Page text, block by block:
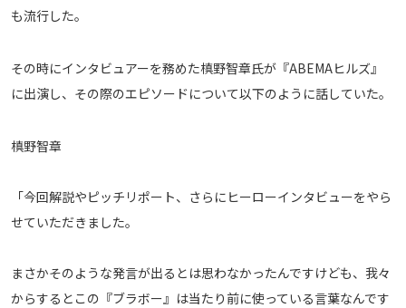
TV
メディアアライアンス
も流行した。
その時にインタビュアーを務めた槙野智章氏が『ABEMAヒルズ』
に出演し、その際のエピソードについて以下のように話していた。
槙野智章
「今回解説やピッチリポート、さらにヒーローインタビューをやら
せていただきました。
まさかそのような発言が出るとは思わなかったんですけども、我々
からするとこの『ブラボー』は当たり前に使っている言葉なんです